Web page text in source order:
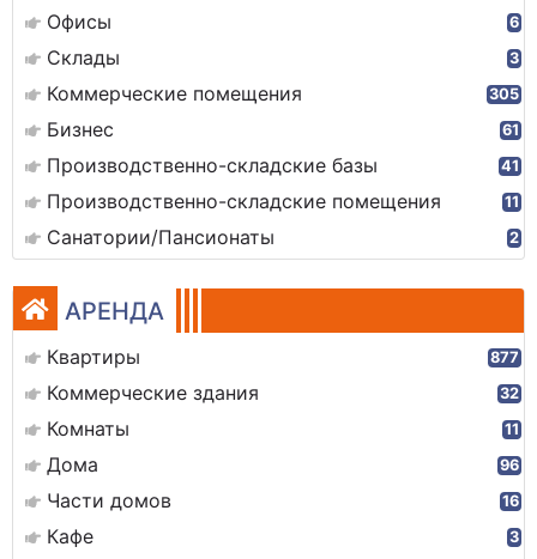
Офисы 6
Склады 3
Коммерческие помещения 305
Бизнес 61
Производственно-складские базы 41
Производственно-складские помещения 11
Санатории/Пансионаты 2
АРЕНДА
Квартиры 877
Коммерческие здания 32
Комнаты 11
Дома 96
Части домов 16
Кафе 3